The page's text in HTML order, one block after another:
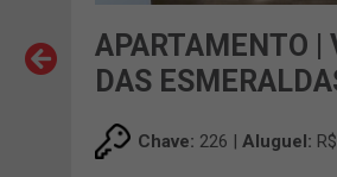
APARTAMENTO |
DAS
Chave: 226 | Aluguel: